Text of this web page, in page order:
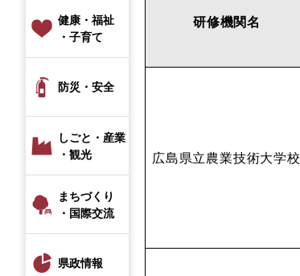
健康・福祉
・子育て
防災・安全
しごと・産業
・観光
まちづくり
・国際交流
県政情報
研修機関名
広島県立農業技術大学校